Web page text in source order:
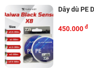
Dây dù PE
450.000 đ